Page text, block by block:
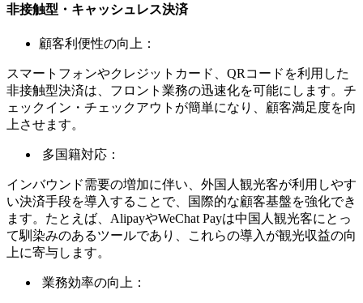
非接触型・キャッシュレス決済
顧客利便性の向上：
スマートフォンやクレジットカード、QRコードを利用した
非接触型決済は、フロント業務の迅速化を可能にします。チ
ェックイン・チェックアウトが簡単になり、顧客満足度を向
上させます。
多国籍対応：
インバウンド需要の増加に伴い、外国人観光客が利用しやす
い決済手段を導入することで、国際的な顧客基盤を強化でき
ます。たとえば、AlipayやWeChat Payは中国人観光客にとっ
て馴染みのあるツールであり、これらの導入が観光収益の向
上に寄与します。
業務効率の向上：